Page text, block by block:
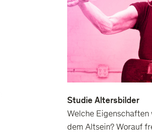
Studie Altersbilder
Welche Eigenschaften
dem Altsein? Worauf